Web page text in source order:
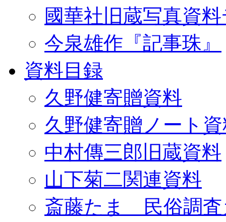
國華社旧蔵写真資
今泉雄作『記事珠』
資料目録
久野健寄贈資料
久野健寄贈ノート
中村傳三郎旧蔵資料
山下菊二関連資料
斎藤たま 民俗調査